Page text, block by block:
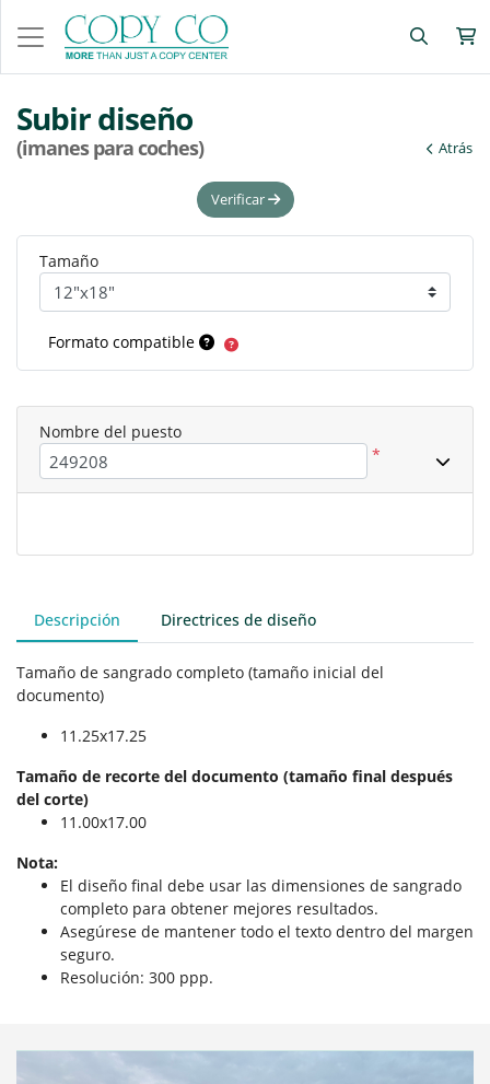
Subir diseño
(imanes para coches) Atrás
Descripción Directrices de diseño
Tamaño de sangrado completo (tamaño inicial del
documento)
11.25x17.25
Tamaño de recorte del documento (tamaño final después
del corte)
11.00x17.00
Nota:
El diseño final debe usar las dimensiones de sangrado
completo para obtener mejores resultados.
Asegúrese de mantener todo el texto dentro del margen
seguro.
Resolución: 300 ppp.
Verificar
Tamaño
Formato compatible
Nombre del puesto
*